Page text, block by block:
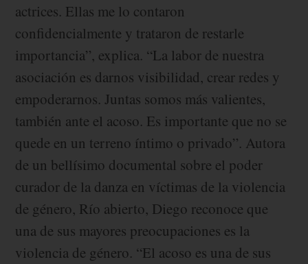
actrices. Ellas me lo contaron
confidencialmente y trataron de restarle
importancia”, explica. “La labor de nuestra
asociación es darnos visibilidad, crear redes y
empoderarnos. Juntas somos más valientes,
también ante el acoso. Es importante que no se
quede en un terreno íntimo o privado”. Autora
de un bellísimo documental sobre el poder
curador de la danza en víctimas de la violencia
de género, Río abierto, Diego reconoce que
una de sus mayores preocupaciones es la
violencia de género. “El acoso es una de sus